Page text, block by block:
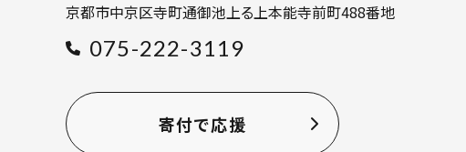
京都市中京区寺町通御池上る上本能寺前町488番地
075-222-3119
寄付で応援